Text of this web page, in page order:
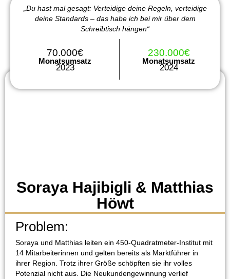
Soraya Hajibigli & Matthias
Höwt
Problem:
Soraya und Matthias leiten ein 450-Quadratmeter-Institut mit
14 Mitarbeiterinnen und gelten bereits als Marktführer in
ihrer Region. Trotz ihrer Größe schöpften sie ihr volles
Potenzial nicht aus. Die Neukundengewinnung verlief
„Du hast mal gesagt: Verteidige deine Regeln, verteidige
deine Standards – das habe ich bei mir über dem
Schreibtisch hängen“
70.000€
Monatsumsatz
2023
230.000€
Monatsumsatz
2024